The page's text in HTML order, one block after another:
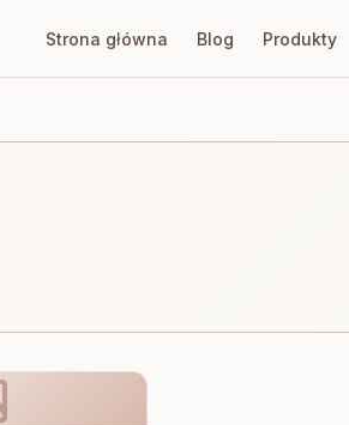
Strona główna Blog Produkty